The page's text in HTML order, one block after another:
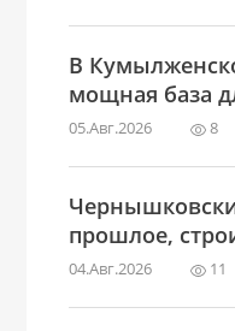
В
мощная база
05.Авг.2026 8
прошлое,
04.Авг.2026 11